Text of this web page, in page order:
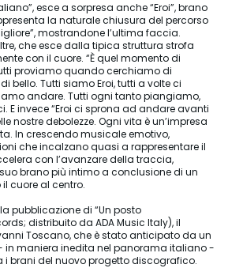
esce a sorpresa anche “Eroi”, brano
la naturale chiusura del percorso
mostrandone l’ultima faccia.
che esce dalla tipica struttura strofa
con il cuore. “È quel momento di
proviamo quando cerchiamo di
bello. Tutti siamo Eroi, tutti a volte ci
andare. Tutti ogni tanto piangiamo,
invece “Eroi ci sprona ad andare avanti
nostre debolezze. Ogni vita è un’impresa
In crescendo musicale emotivo,
che incalzano quasi a rappresentare il
con l’avanzare della traccia,
brano più intimo a conclusione di un
cuore al centro.
pubblicazione di “Un posto
distribuito da ADA Music Italy), il
Toscano, che è stato anticipato da un
in maniera inedita nel panorama italiano -
i brani del nuovo progetto discografico.